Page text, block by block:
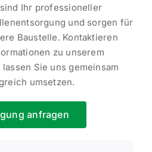
Ihr profes­sio­neller
und sorgen für
Baustelle. Kontak­tieren
zu unserem
Sie uns gemeinsam
umsetzen.
anfragen